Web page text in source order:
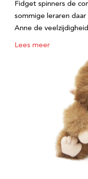
Fidget spinners de
sommige leraren daar
Anne de
Lees meer